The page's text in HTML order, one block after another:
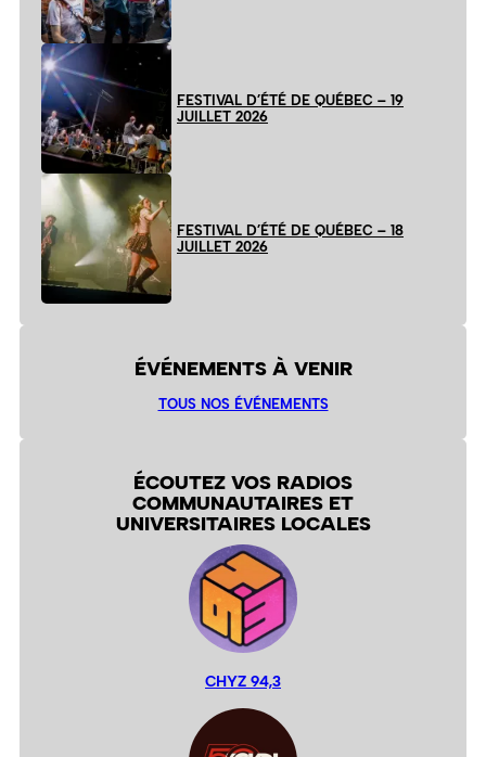
FESTIVAL D’ÉTÉ DE QUÉBEC – 19
JUILLET 2026
FESTIVAL D’ÉTÉ DE QUÉBEC – 18
JUILLET 2026
ÉVÉNEMENTS À VENIR
TOUS NOS ÉVÉNEMENTS
ÉCOUTEZ VOS RADIOS
COMMUNAUTAIRES ET
UNIVERSITAIRES LOCALES
CHYZ 94,3